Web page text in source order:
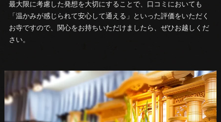
最大限に考慮した発想を大切にすることで、口コミにおいても
「温かみが感じられて安心して通える」といった評価をいただく
お寺ですので、関心をお持ちいただけましたら、ぜひお越しくだ
さい。